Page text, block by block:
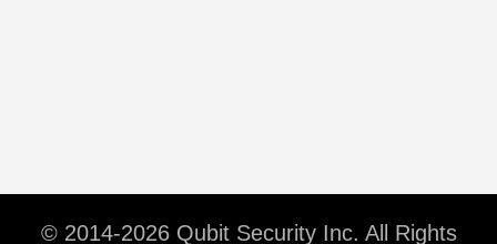
© 2014-2026 Qubit Security Inc. All Rights